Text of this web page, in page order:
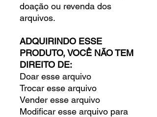
doação ou revenda dos
arquivos.
ADQUIRINDO ESSE
PRODUTO, VOCÊ NÃO TEM
DIREITO DE:
Doar esse arquivo
Trocar esse arquivo
Vender esse arquivo
Modificar esse arquivo para